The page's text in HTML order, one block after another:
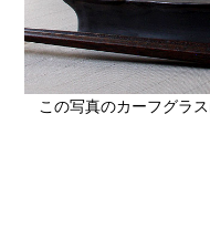
この写真のカーフグ